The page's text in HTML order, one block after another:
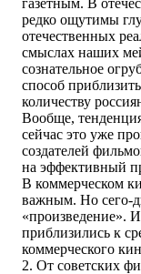
газетным. В
редко ощутимы
отечественных
смыслах наших
сознательное
способ
количеству
Вообще,
сейчас это уже
создателей
на эффективный
В коммерческом
важным. Но сего-
приблизились к
коммерческого
2. От советских